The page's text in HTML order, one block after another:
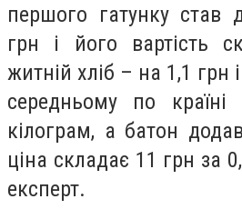
першого гатунку
грн і його вартість
житній хліб – на 1,1 грн
середньому по
кілограм, а батон
ціна складає 11 грн за
експерт.